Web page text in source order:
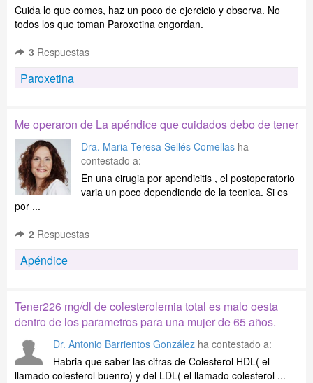
Cuida lo que comes, haz un poco de ejercicio y observa. No
todos los que toman Paroxetina engordan.
3 Respuestas
Paroxetina
Me operaron de La apéndice que cuidados debo de tener
Dra. Maria Teresa Sellés Comellas ha
contestado a:
En una cirugia por apendicitis , el postoperatorio
varia un poco dependiendo de la tecnica. Si es
por ...
2 Respuestas
Apéndice
Tener226 mg/dl de colesterolemia total es malo oesta
dentro de los parametros para una mujer de 65 años.
Dr. Antonio Barrientos González ha contestado a:
Habria que saber las cifras de Colesterol HDL( el
llamado colesterol buenro) y del LDL( el llamado colesterol ...